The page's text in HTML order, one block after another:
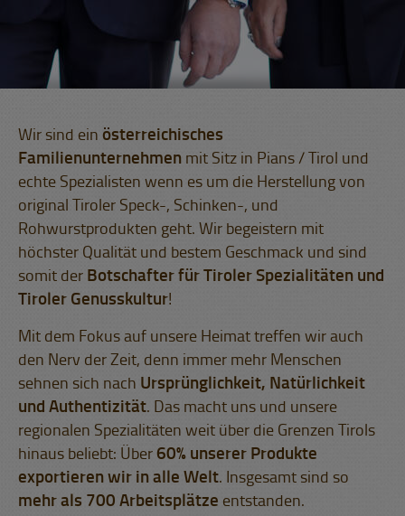
Wir sind ein österreichisches
Familienunternehmen mit Sitz in Pians / Tirol und
echte Spezialisten wenn es um die Herstellung von
original Tiroler Speck-, Schinken-, und
Rohwurstprodukten geht. Wir begeistern mit
höchster Qualität und bestem Geschmack und sind
somit der Botschafter für Tiroler Spezialitäten und
Tiroler Genusskultur!
Mit dem Fokus auf unsere Heimat treffen wir auch
den Nerv der Zeit, denn immer mehr Menschen
sehnen sich nach Ursprünglichkeit, Natürlichkeit
und Authentizität. Das macht uns und unsere
regionalen Spezialitäten weit über die Grenzen Tirols
hinaus beliebt: Über 60% unserer Produkte
exportieren wir in alle Welt. Insgesamt sind so
mehr als 700 Arbeitsplätze entstanden.